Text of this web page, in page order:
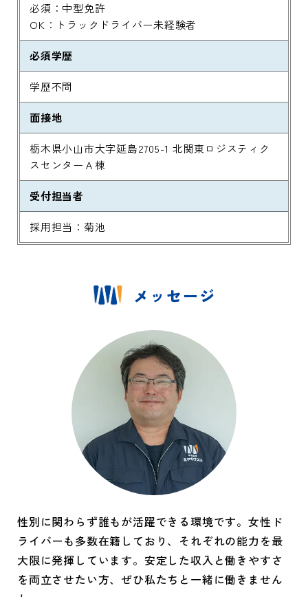
OK：トラックドライバー未経験者
必須学歴
学歴不問
面接地
栃木県小山市大字延島2705-1 北関東ロジスティク
スセンターＡ棟
受付担当者
採用担当：菊池
ライバーも多数在籍しており、それぞれの能力を最
大限に発揮しています。安定した収入と働きやすさ
を両立させたい方、ぜひ私たちと一緒に働きません
か。